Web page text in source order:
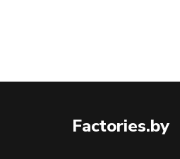
Factories.by